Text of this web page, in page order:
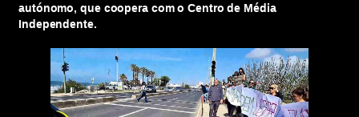
autónomo, que coopera com o Centro de Média
Independente.